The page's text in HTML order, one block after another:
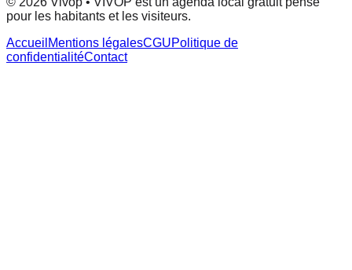
pour les habitants et les visiteurs.
Accueil Mentions légalesCGUPolitique de
confidentialitéContact